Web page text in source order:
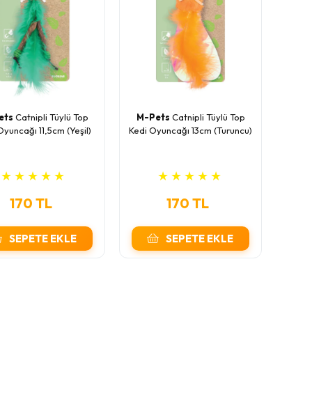
Catnipli Tüylü Top
11,5cm (Yeşil)
★ ★ ★ ★ ★
170 TL
SEPETE EKLE
M-Pets Catnipli Tüylü Top
Kedi Oyuncağı 13cm (Turuncu)
★ ★ ★ ★ ★
170 TL
SEPETE EKLE